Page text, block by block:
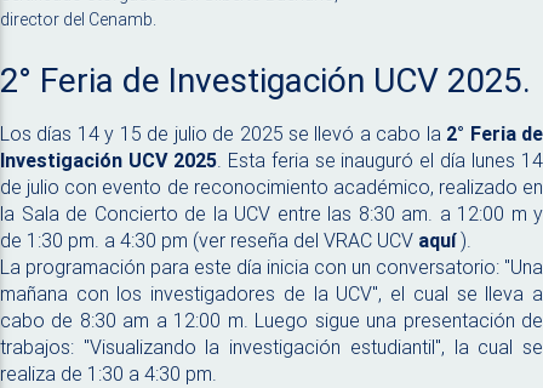
director del Cenamb.
2° Feria de Investigación UCV 2025.
Los días 14 y 15 de julio de 2025 se llevó a cabo la 2° Feria de
Investigación UCV 2025. Esta feria se inauguró el día lunes 14
de julio con evento de reconocimiento académico, realizado en
la Sala de Concierto de la UCV entre las 8:30 am. a 12:00 m y
de 1:30 pm. a 4:30 pm (ver reseña del VRAC UCV aquí).
La programación para este día inicia con un conversatorio: "Una
mañana con los investigadores de la UCV", el cual se lleva a
cabo de 8:30 am a 12:00 m. Luego sigue una presentación de
trabajos: "Visualizando la investigación estudiantil", la cual se
realiza de 1:30 a 4:30 pm.